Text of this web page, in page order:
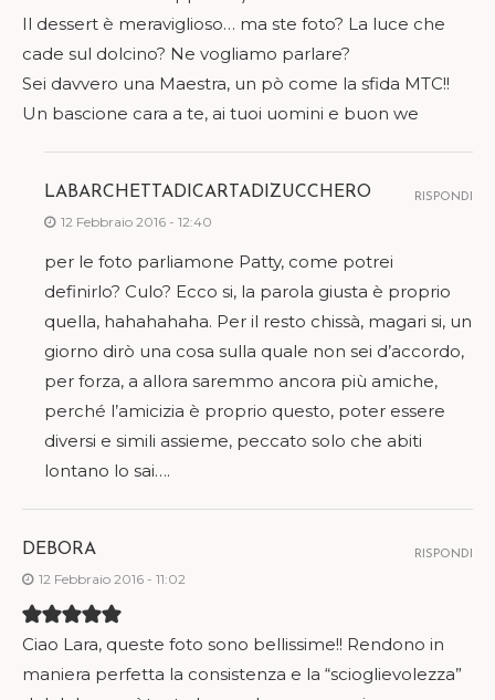
Il dessert è meraviglioso… ma ste foto? La luce che
cade sul dolcino? Ne vogliamo parlare?
Sei davvero una Maestra, un pò come la sfida MTC!!
Un bascione cara a te, ai tuoi uomini e buon we
LABARCHETTADICARTADIZUCCHERO
12 Febbraio 2016 - 12:40
per le foto parliamone Patty, come potrei
definirlo? Culo? Ecco si, la parola giusta è proprio
quella, hahahahaha. Per il resto chissà, magari si, un
giorno dirò una cosa sulla quale non sei d’accordo,
per forza, a allora saremmo ancora più amiche,
perché l’amicizia è proprio questo, poter essere
diversi e simili assieme, peccato solo che abiti
lontano lo sai….
RISPONDI
DEBORA
12 Febbraio 2016 - 11:02
Ciao Lara, queste foto sono bellissime!! Rendono in
maniera perfetta la consistenza e la “scioglievolezza”
RISPONDI